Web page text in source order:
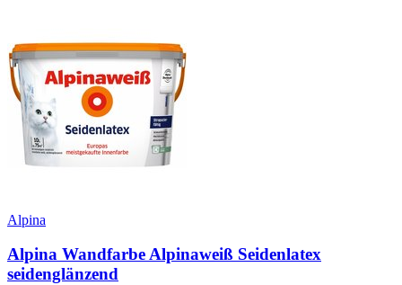
Alpina
Alpina Wandfarbe Alpinaweiß Seidenlatex
seidenglänzend